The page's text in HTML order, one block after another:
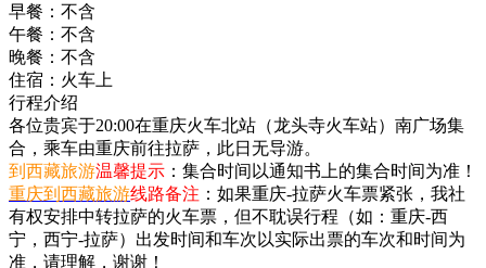
早餐： 不含
午餐： 不含
晚餐： 不含
住宿： 火车上
行程介绍
各位贵宾于20:00在重庆火车北站（龙头寺火车站）南广场集
合，乘车由重庆前往拉萨，此日无导游。
到西藏旅游温馨提示 ：集合时间以通知书上的集合时间为准！
重庆到西藏旅游线路备注 ：如果重庆-拉萨火车票紧张，我社
有权安排中转拉萨的火车票，但不耽误行程（如：重庆-西
宁，西宁-拉萨）出发时间和车次以实际出票的车次和时间为
准，请理解，谢谢！